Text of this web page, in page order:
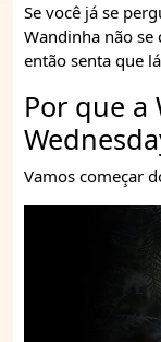
Se você já se
Wandinha não
então senta que
Por que a
Vamos começar